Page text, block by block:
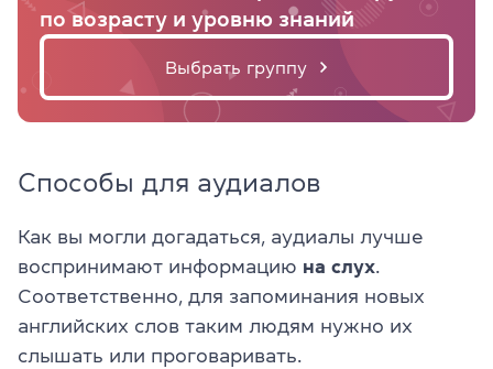
по возрасту и уровню знаний
Выбрать группу
Способы для аудиалов
Как вы могли догадаться, аудиалы лучше
воспринимают информацию на слух
Соответственно, для запоминания новых
английских слов таким людям нужно их
слышать или проговаривать.